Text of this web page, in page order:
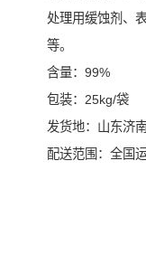
处理用缓蚀剂、
等。
含量：99%
包装：25kg/袋
发货地：山东济
配送范围：全国